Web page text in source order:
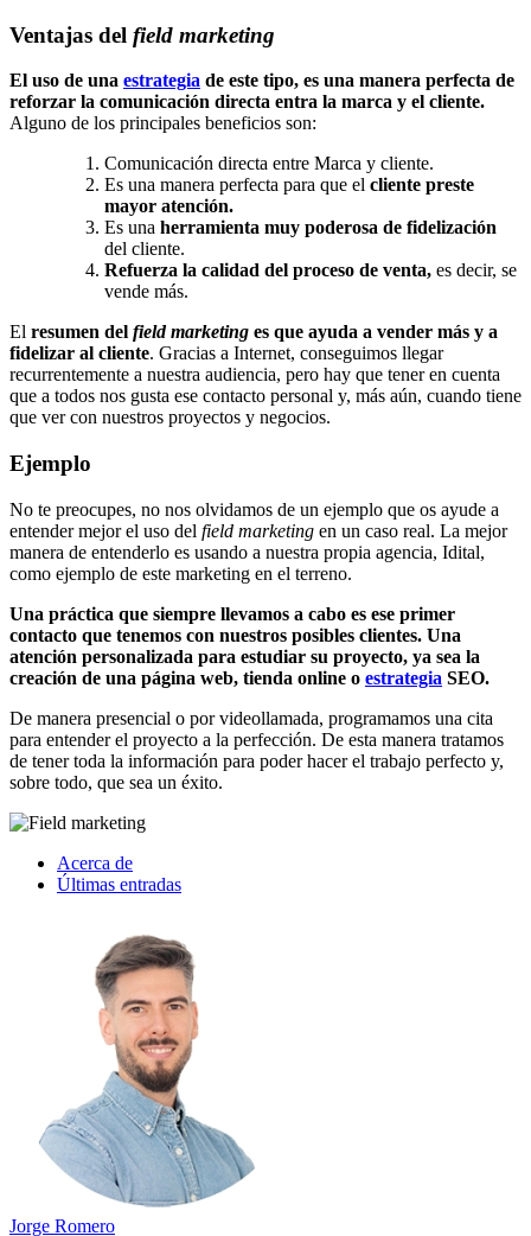
Ventajas del field marketing
El uso de una estrategia de este tipo, es una manera perfecta de
reforzar la comunicación directa entra la marca y el cliente.
Alguno de los principales beneficios son:
Comunicación directa entre Marca y cliente.
Es una manera perfecta para que el cliente preste
mayor atención.
Es una herramienta muy poderosa de fidelización
del cliente.
Refuerza la calidad del proceso de venta, es decir, se
vende más.
El resumen del field marketing es que ayuda a vender más y a
fidelizar al cliente. Gracias a Internet, conseguimos llegar
recurrentemente a nuestra audiencia, pero hay que tener en cuenta
que a todos nos gusta ese contacto personal y, más aún, cuando tiene
que ver con nuestros proyectos y negocios.
Ejemplo
No te preocupes, no nos olvidamos de un ejemplo que os ayude a
entender mejor el uso del field marketing en un caso real. La mejor
manera de entenderlo es usando a nuestra propia agencia, Idital,
como ejemplo de este marketing en el terreno.
Una práctica que siempre llevamos a cabo es ese primer
contacto que tenemos con nuestros posibles clientes. Una
atención personalizada para estudiar su proyecto, ya sea la
creación de una página web, tienda online o estrategia SEO.
De manera presencial o por videollamada, programamos una cita
para entender el proyecto a la perfección. De esta manera tratamos
de tener toda la información para poder hacer el trabajo perfecto y,
sobre todo, que sea un éxito.
Acerca de
Últimas entradas
Jorge Romero